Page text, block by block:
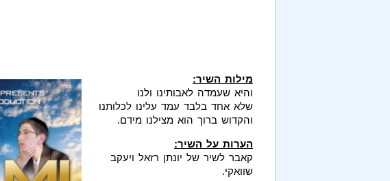
מילות השיר:
והיא שעמדה לאבותינו ולנו
שלא אחד בלבד עמד עלינו לכלותנו
והקדוש ברוך הוא מצילנו מידם.
הערות על השיר:
קאבר לשיר של יונתן רזאל ויעקב
שוואקי.